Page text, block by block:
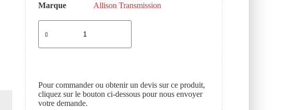
Marque
Allison Transmission
Pour commander ou obtenir un devis sur ce produit,
cliquez sur le bouton ci-dessous pour nous envoyer
votre demande.